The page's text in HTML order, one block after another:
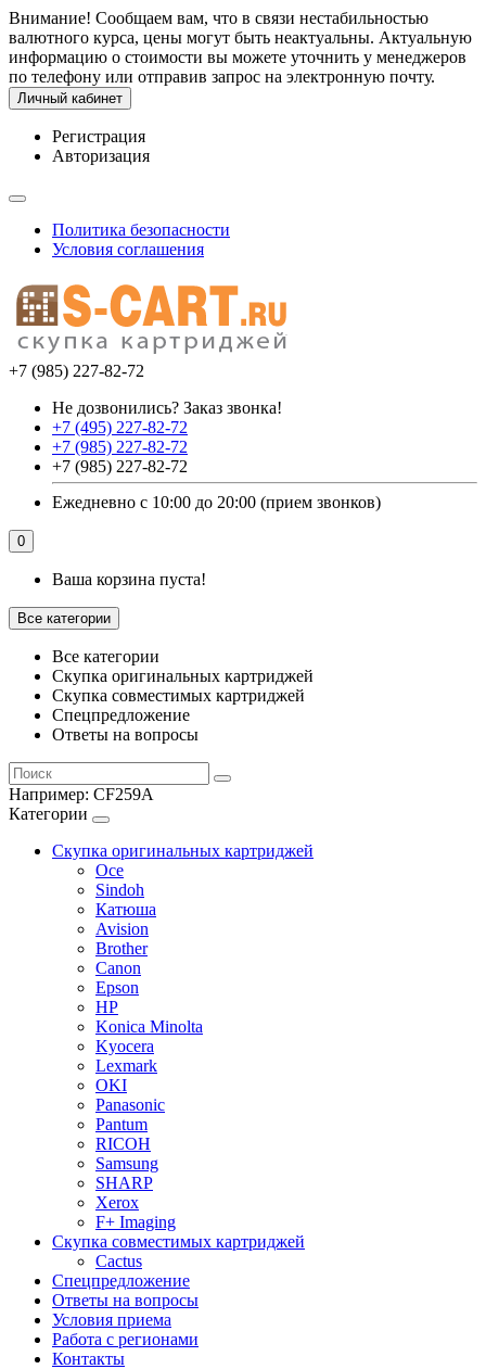
Внимание! Сообщаем вам, что в связи нестабильностью
валютного курса, цены могут быть неактуальны. Актуальную
информацию о стоимости вы можете уточнить у менеджеров
по телефону или отправив запрос на электронную почту.
Личный кабинет
Регистрация
Авторизация
Политика безопасности
Условия соглашения
+7 (985) 227-82-72
Не дозвонились? Заказ звонка!
+7 (495) 227-82-72
+7 (985) 227-82-72
+7 (985) 227-82-72
Ежедневно с 10:00 до 20:00 (прием звонков)
0
Ваша корзина пуста!
Все категории
Все категории
Скупка оригинальных картриджей
Скупка совместимых картриджей
Спецпредложение
Ответы на вопросы
Например: CF259A
Категории
Скупка оригинальных картриджей
Oce
Sindoh
Катюша
Avision
Brother
Canon
Epson
HP
Konica Minolta
Kyocera
Lexmark
OKI
Panasonic
Pantum
RICOH
Samsung
SHARP
Xerox
F+ Imaging
Скупка совместимых картриджей
Cactus
Спецпредложение
Ответы на вопросы
Условия приема
Работа с регионами
Контакты